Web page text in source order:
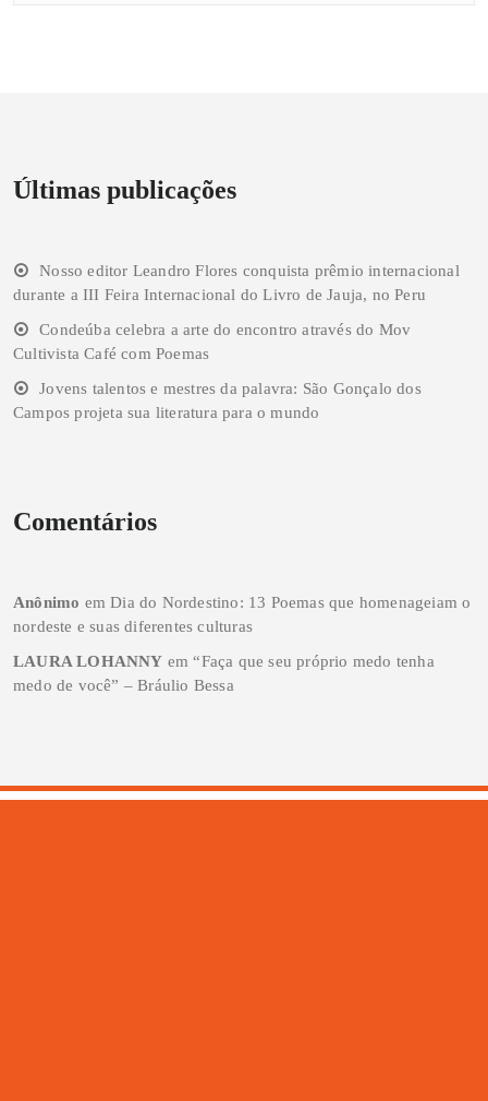
Últimas publicações
Nosso editor Leandro Flores conquista prêmio internacional
durante a III Feira Internacional do Livro de Jauja, no Peru
Condeúba celebra a arte do encontro através do Mov
Cultivista Café com Poemas
Jovens talentos e mestres da palavra: São Gonçalo dos
Campos projeta sua literatura para o mundo
Comentários
Anônimo emDia do Nordestino: 13 Poemas que homenageiam o
nordeste e suas diferentes culturas
LAURA LOHANNY em“Faça que seu próprio medo tenha
medo de você” – Bráulio Bessa